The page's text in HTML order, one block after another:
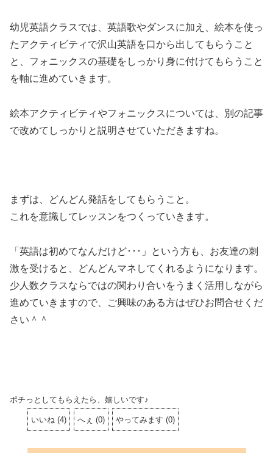
幼児英語クラスでは、英語歌やダンスに加え、絵本を使っ
たアクティビティで沢山英語を口から出してもらうこと
と、フォニックスの基礎をしっかり身に付けてもらうこと
を軸に進めていきます。
絵本アクティビティやフォニックスについては、別の記事
で改めてしっかりと説明させていただきますね。
まずは、どんどん発話をしてもらうこと。
これを意識してレッスンをつくっていきます。
「英語は初めてなんだけど･･･」という方も、お友達の刺
激を受けると、どんどんマネしてくれるようになります。
少人数クラスならではの関わり合いをうまく活用しながら
進めていきますので、ご興味のある方はぜひお問合せくだ
さい＾＾
ポチっとしてもらえたら、嬉しいです♪
いいね (4) へぇ (0) やってみます (0)